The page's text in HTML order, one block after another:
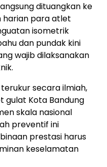
dituangkan ke
harian para atlet
isometrik
dan pundak kini
wajib dilaksanakan
secara ilmiah,
gulat Kota Bandung
skala nasional
preventif ini
prestasi harus
keselamatan